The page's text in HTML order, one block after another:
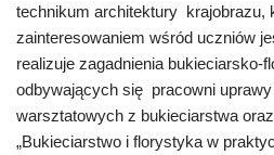
technikum architektury krajobrazu,
zainteresowaniem wśród uczniów
realizuje zagadnienia bukieciarsko-
odbywających się pracowni
warsztatowych z bukieciarstwa
„Bukieciarstwo i florystyka w